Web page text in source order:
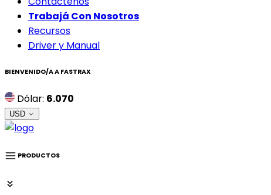
Trabajá Con Nosotros
Recursos
Driver y Manual
BIENVENIDO/A A FASTRAX
Dólar: 6.070
USD
PRODUCTOS